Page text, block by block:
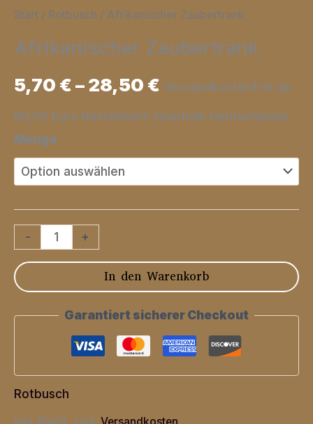
Start / Rotbusch / Afrikanischer Zaubertrank
Afrikanischer Zaubertrank
5,70€–28,50€ Versandkostenfrei ab
80,00 Euro Bestellwert innerhalb Deutschlands.
Menge
-
Afrikanischer
Menge
+
In den Warenkorb
Garantiert sicherer Checkout
Rotbusch